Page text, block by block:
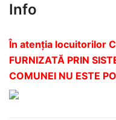
Info
În atenția locuitorilor
FURNIZATĂ PRIN
COMUNEI NU ESTE